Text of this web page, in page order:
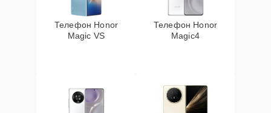
Телефон Honor
Magic VS
Телефон Honor
Magic4